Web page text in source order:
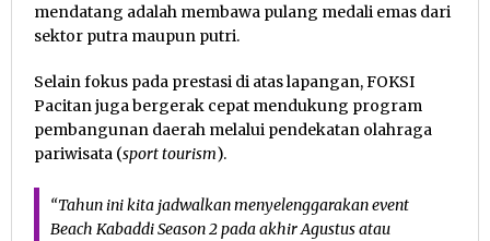
mendatang adalah membawa pulang medali emas dari
sektor putra maupun putri.
Selain fokus pada prestasi di atas lapangan, FOKSI
Pacitan juga bergerak cepat mendukung program
pembangunan daerah melalui pendekatan olahraga
pariwisata (sport tourism).
“Tahun ini kita jadwalkan menyelenggarakan event
Beach Kabaddi Season 2pada akhir Agustus atau